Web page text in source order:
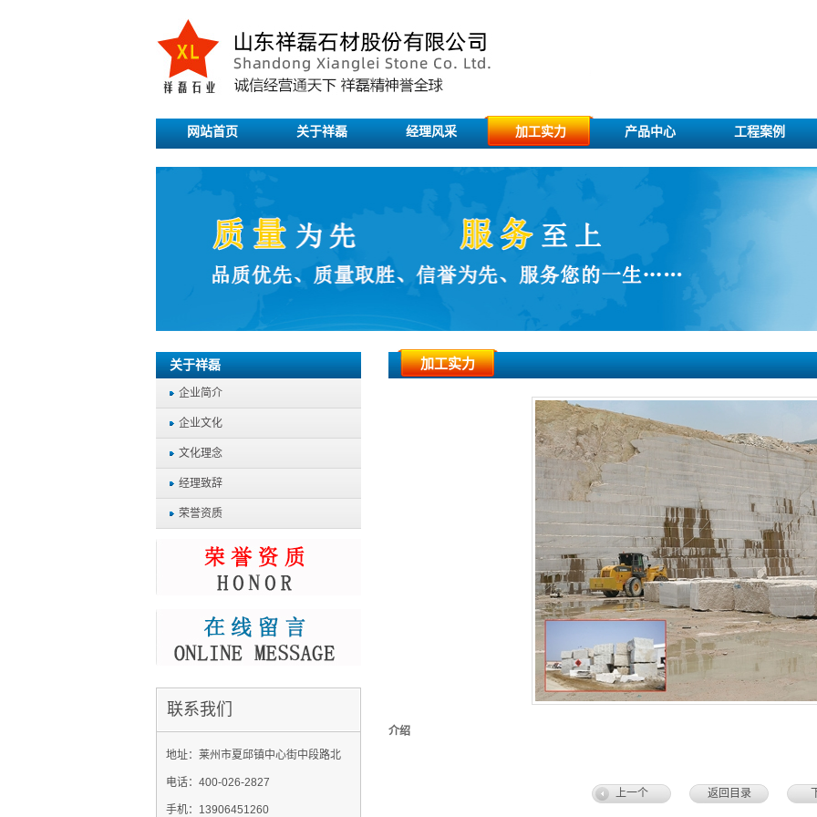
网站首页 关于祥磊 经理风采 加工实力 产品中心 工程案例
关于祥磊
企业简介
企业文化
文化理念
经理致辞
荣誉资质
联系我们
地址：莱州市夏邱镇中心街中段路北
电话：400-026-2827
手机：13906451260
加工实力
介绍
上一个 返回目录